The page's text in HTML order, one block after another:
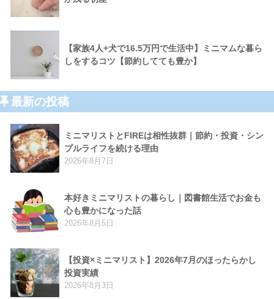
【家族4人+犬で16.5万円で生活中】ミニマムな暮ら
しをするコツ【節約してても豊か】
最新の投稿
ミニマリストとFIREは相性抜群｜節約・投資・シン
プルライフを続ける理由
2026年8月7日
本好きミニマリストの暮らし｜図書館生活でお金も
心も豊かになった話
2026年8月5日
【投資×ミニマリスト】2026年7月のほったらかし
投資実績
2026年8月3日